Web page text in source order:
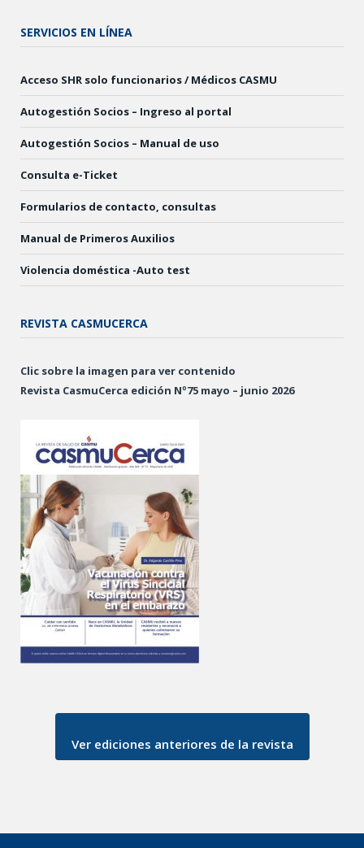
SERVICIOS EN LÍNEA
Acceso SHR solo funcionarios / Médicos CASMU
Autogestión Socios – Ingreso al portal
Autogestión Socios – Manual de uso
Consulta e-Ticket
Formularios de contacto, consultas
Manual de Primeros Auxilios
Violencia doméstica -Auto test
REVISTA CASMUCERCA
Clic sobre la imagen para ver contenido
Revista CasmuCerca edición Nº75 mayo – junio 2026
Ver ediciones anteriores de la revista